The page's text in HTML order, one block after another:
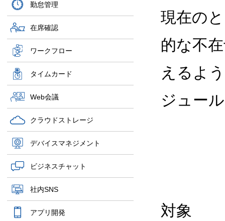
勤怠管理
在席確認
ワークフロー
タイムカード
Web会議
クラウドストレージ
デバイスマネジメント
ビジネスチャット
社内SNS
アプリ開発
現在の
的な不
えるよ
ジュー
対象